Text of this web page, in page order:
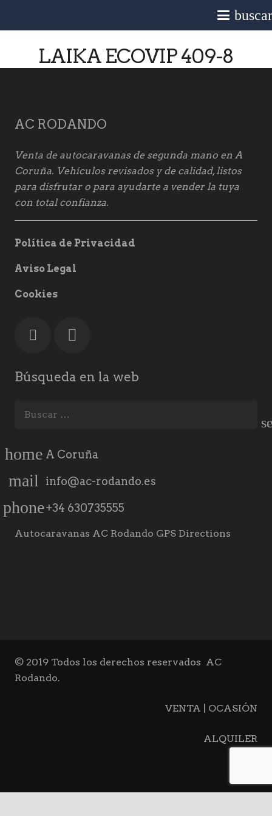
LAIKA ECOVIP 409-8
AC RODANDO
Venta de autocaravanas de segunda mano en A
Coruña. Vehículos revisados y de calidad, listos
para disfrutar o para ayudarte a vender la tuya
con total confianza.
Política de Privacidad
Aviso Legal
Cookies
Búsqueda en la web
home A Coruña
mail info@ac-rodando.es
phone+34 630735555
Autocaravanas AC Rodando GPS Directions
© 2019 Todos los derechos reservados AC
Rodando.
VENTA | OCASIÓN
ALQUILER